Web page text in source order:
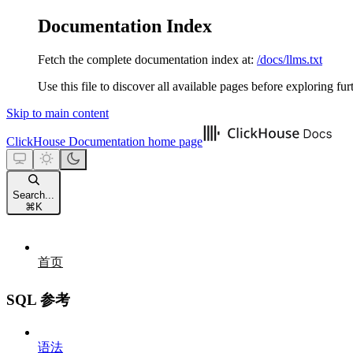
Documentation Index
Fetch the complete documentation index at: /docs/llms.txt
Use this file to discover all available pages before exploring
Skip to main content
ClickHouse Documentation home page
Search...
⌘ K
首页
SQL 参考
语法